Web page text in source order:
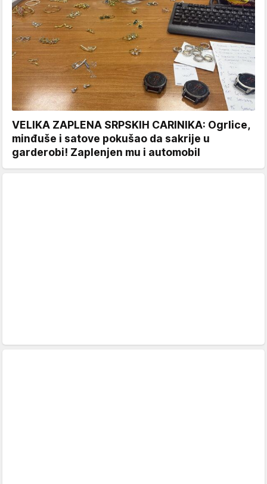
VELIKA ZAPLENA SRPSKIH CARINIKA: Ogrlice,
minđuše i satove pokušao da sakrije u
garderobi! Zaplenjen mu i automobil